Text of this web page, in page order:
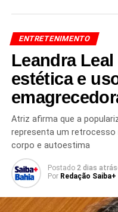
TÓPICOS RELACIONADOS
CARTA DE HYTALO SANTOS
FÉ QUE TÁ ACABANDO
HYTALO SANTOS 2026
INFLUENCIADOR DIGITAL
NOTÍCIA HYTALO SANTOS
REDES SOCIAIS
PRÓXIMO
Ronnie Von
ENTRETENIMENTO
Leandra
estética e
Atriz afirma que a
representa um
corpo e autoestima
Postado 2 dias atrás
Por Redação Saiba+